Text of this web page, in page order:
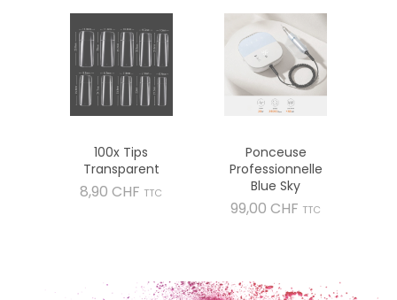
100x Tips
Transparent
8,90 CHF Prix
TTC
Ponceuse
Professionnelle
Blue Sky
99,00 CHF Prix
TTC